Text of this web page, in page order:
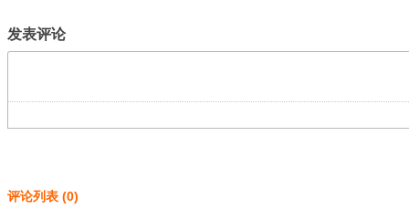
发表评论
评论列表 (0)